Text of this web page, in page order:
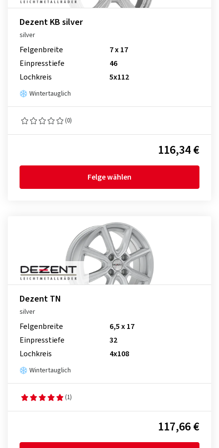
Dezent KB silver
silver
Felgenbreite
7 x 17
Einpresstiefe
46
Lochkreis
5x112
Wintertauglich
(0)
116,34 €
Felge wählen
Dezent TN
silver
Felgenbreite
6,5 x 17
Einpresstiefe
32
Lochkreis
4x108
Wintertauglich
(1)
117,66 €